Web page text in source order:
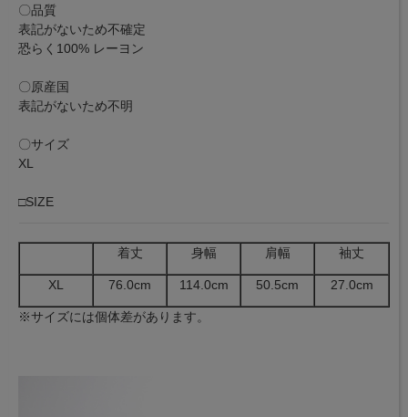
〇品質
表記がないため不確定
恐らく100% レーヨン
〇原産国
表記がないため不明
〇サイズ
XL
□SIZE
着丈 身幅 肩幅 袖丈
XL 76.0cm 114.0cm 50.5cm 27.0cm
※サイズには個体差があります。